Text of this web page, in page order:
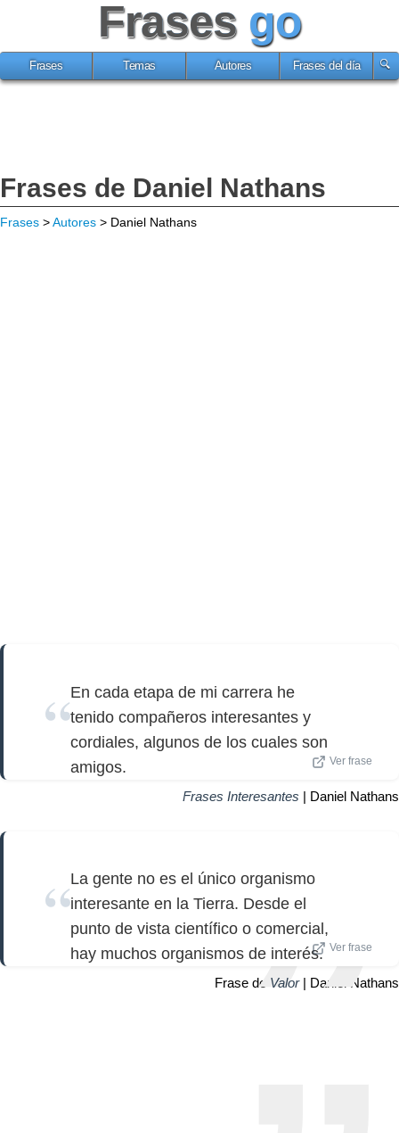
Frases go
Frases Temas Autores Frases del día
Frases de Daniel Nathans
Frases >Autores > Daniel Nathans
En cada etapa de mi carrera he
tenido compañeros interesantes y
cordiales, algunos de los cuales son
amigos.
Ver frase
Frases Interesantes | Daniel Nathans
La gente no es el único organismo
interesante en la Tierra. Desde el
punto de vista científico o comercial,
hay muchos organismos de interés. Ver frase
Frase de Valor| Daniel Nathans